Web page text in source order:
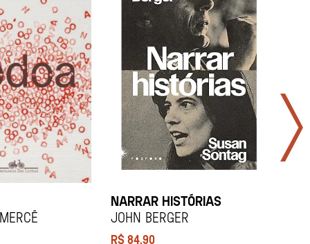
NARRAR HISTÓRIAS
John Berger
R$84,90